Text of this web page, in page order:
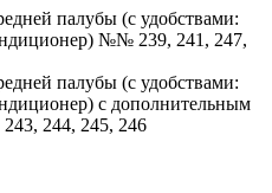
палубы (с удобствами:
№№ 239, 241, 247,
палубы (с удобствами:
с дополнительным
244, 245, 246